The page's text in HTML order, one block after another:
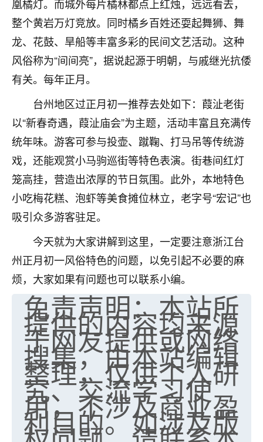
凰橘灯。而城外每片橘林都点上红烛，远远看去，
整个黄岩万灯竞放。同时橘乡百姓还耍起舞狮、舞
龙、花鼓、旱船等丰富多彩的民间文艺活动。这种
风俗称为“间间亮”，据说起源于明朝，与戚继光抗倭
有关。每年正月。
台州地区过正月初一推荐去处如下：葭沚老街
以“新春奇遇，葭沚庙会”为主题，活动丰富且充满传
统年味。游客可参与投壶、蹴鞠、打马吊等传统游
戏，还能观赏小马驹巡街等特色表演。街巷间红灯
笼高挂，营造出浓厚的节日氛围。此外，本地特色
小吃梅花糕、泡虾等美食摊位林立，老字号“宏记”也
吸引众多游客驻足。
今天就为大家讲解到这里，一定要注意浙江台
州正月初一风俗特色的问题，以免引起不必要的麻
烦，大家如果有问题也可以联系小编。
免责声明：本站所
提供的内容均来源
于网友提供或网络
搜集，由本站编辑
整理，仅供个人研
究、交流学习使
用，不涉及商业盈
利目的。如涉及版
2天前 来自云南 11
优秀的张同学
老师收徒吗？？我对这些很感兴趣
15